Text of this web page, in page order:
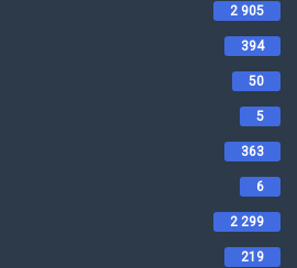
2 905
394
50
5
363
6
2 299
219